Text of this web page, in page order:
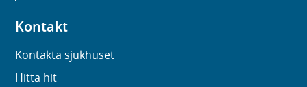
Kontakt
Kontakta sjukhuset
Hitta hit